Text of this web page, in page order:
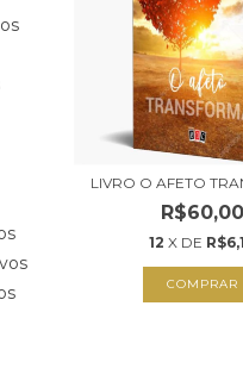
LIVRO O AFETO
R$60,00
12 X DE